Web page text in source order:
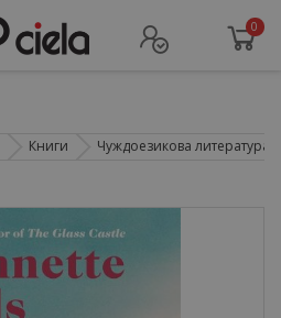
0
Книги Чуждоезикова литература